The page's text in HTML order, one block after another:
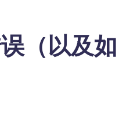
（以及如